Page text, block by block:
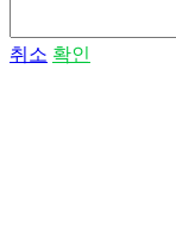
취소 확인